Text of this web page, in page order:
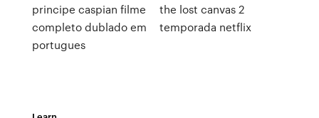
principe caspian filme
completo dublado em
portugues
the lost canvas 2
temporada netflix